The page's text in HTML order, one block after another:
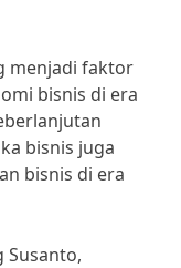
menjadi faktor
bisnis di era
bisnis juga
bisnis di era
Susanto,